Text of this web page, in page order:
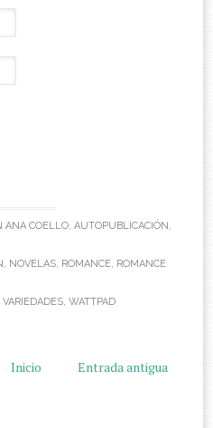
ANA COELLO, AUTOPUBLICACIÓN,
, NOVELAS, ROMANCE, ROMANCE
VARIEDADES, WATTPAD
Entrada antigua
Inicio